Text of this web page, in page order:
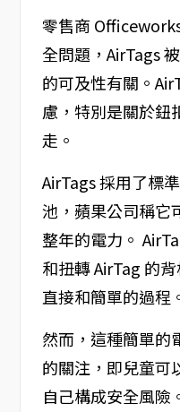
零售商
全問題，AirTags
的可及性有關。
慮，特別是關於鈕
走。
AirTags 採用了標
池，蘋果公司稱它
整年的電力。
和扭轉 AirTag 的
直接和簡單的過程
然而，這種簡單的
的關注，即兒童可
自己構成安全風險